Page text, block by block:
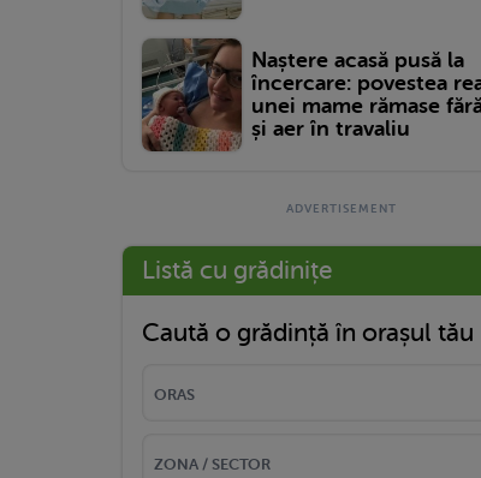
Naștere acasă pusă la
încercare: povestea
unei mame rămase
și aer în travaliu
Listă cu grădinițe
Caută o grădință în orașul tău